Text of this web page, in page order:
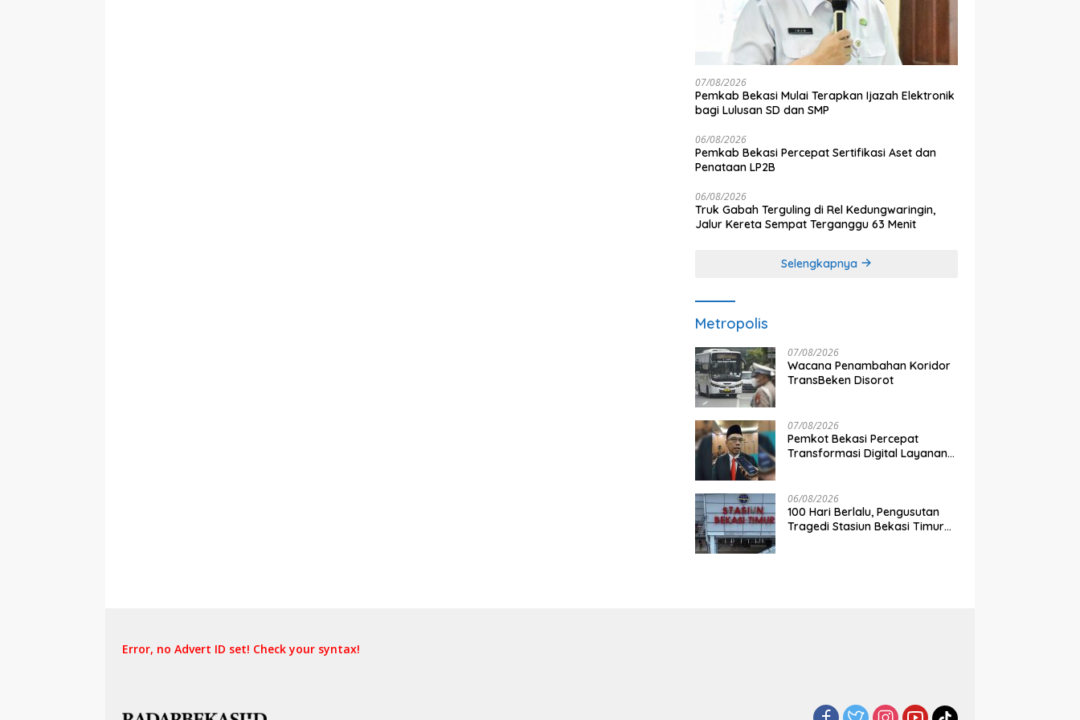
07/08/2026
Pemkab Bekasi Mulai Terapkan Ijazah Elektronik
bagi Lulusan SD dan SMP
06/08/2026
Pemkab Bekasi Percepat Sertifikasi Aset dan
Penataan LP2B
06/08/2026
Truk Gabah Terguling di Rel Kedungwaringin,
Jalur Kereta Sempat Terganggu 63 Menit
Selengkapnya
Metropolis
07/08/2026
Wacana Penambahan Koridor
TransBeken Disorot
07/08/2026
Pemkot Bekasi Percepat
Transformasi Digital Layanan
06/08/2026
100 Hari Berlalu, Pengusutan
Tragedi Stasiun Bekasi Timur
Error, no Advert ID set! Check your syntax!